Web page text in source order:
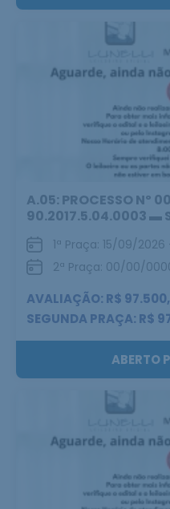
A.05: PROCESSO Nº
90.2017.5.04.0003 ▬
1ª Praça: 15/09/2026
2ª Praça: 00/00/
AVALIAÇÃO: R$
SEGUNDA PRAÇA: R$
ABERTO